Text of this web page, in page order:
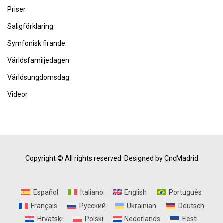
Priser
Saligförklaring
Symfonisk firande
Världsfamiljedagen
Världsungdomsdag
Videor
Copyright © All rights reserved. Designed by CncMadrid
Español Italiano English
Português
Français
Русский Ukrainian
Deutsch
Hrvatski
Polski Nederlands Eesti